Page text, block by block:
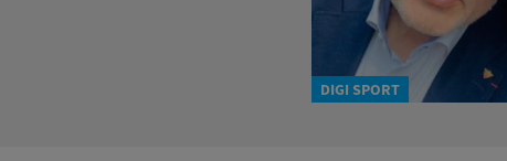
DIGI SPORT